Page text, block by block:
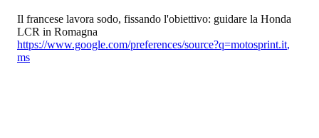
Il francese lavora sodo, fissando l'obiettivo: guidare la Honda
LCR in Romagna
https://www.google.com/preferences/source?q=motosprint.it,
ms